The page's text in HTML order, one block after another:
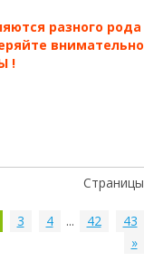
разного рода
внимательно
!
Страницы
3 4 ... 42
43
»